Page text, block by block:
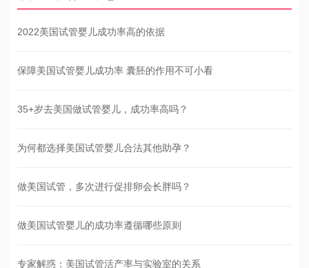
2022美国试管婴儿成功率高的依据
保障美国试管婴儿成功率 囊胚的作用不可小看
35+岁去美国做试管婴儿，成功率高吗？
为何都选择美国试管婴儿合法其他助孕？
做美国试管，多次进行促排卵会长胖吗？
做美国试管婴儿的成功率遵循哪些原则
专家解惑：美国试管活产率与实验室的关系